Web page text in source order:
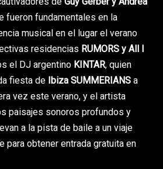
fueron fundamentales en la
musical en el lugar el verano
residencias RUMORS y All I
el DJ argentino KINTAR, quien
fiesta de Ibiza SUMMERIANSa
vez este verano, y el artista
paisajes sonoros profundos y
a la pista de baile a un viaje
para obtener entrada gratuita en